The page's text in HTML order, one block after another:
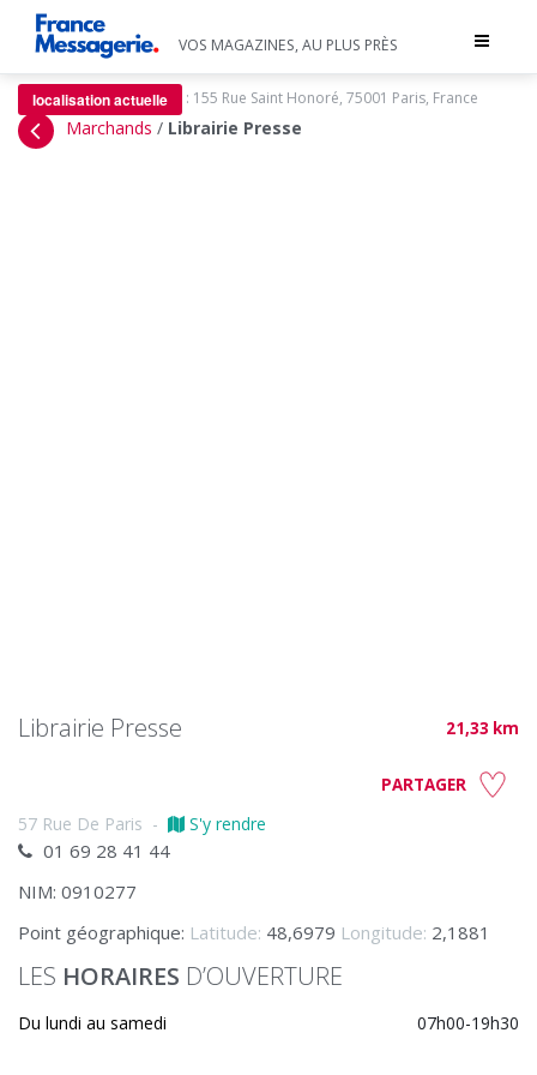
Toggle
VOS MAGAZINES, AU PLUS PRÈS
localisation actuelle : 155 Rue Saint Honoré, 75001 Paris, France
Marchands / Librairie Presse
Librairie Presse 21,33 km
PARTAGER
57 Rue De Paris - S'y rendre
01 69 28 41 44
NIM: 0910277
Point géographique: Latitude: 48,6979 Longitude: 2,1881
LES HORAIRES D’OUVERTURE
Du lundi au samedi 07h00-19h30